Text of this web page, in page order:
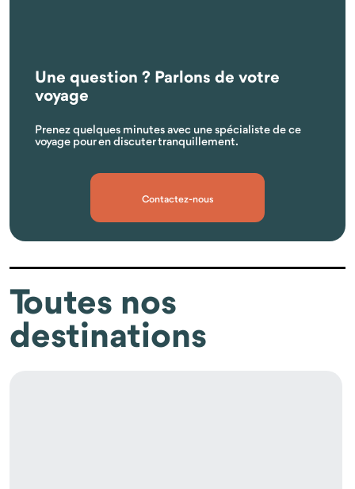
Une question ? Parlons de votre
voyage
Prenez quelques minutes avec une spécialiste de ce
voyage pour en discuter tranquillement.
Contactez-nous
Toutes nos
destinations